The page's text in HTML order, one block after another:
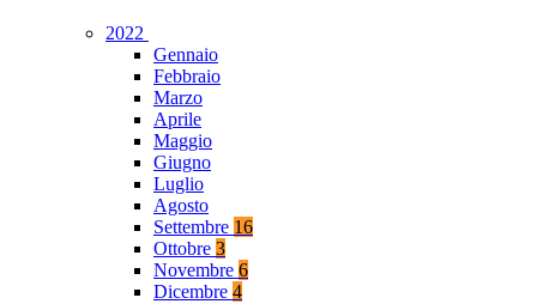
2022
Gennaio
Febbraio
Marzo
Aprile
Maggio
Giugno
Luglio
Agosto
Settembre 16
Ottobre 3
Novembre 6
Dicembre 4